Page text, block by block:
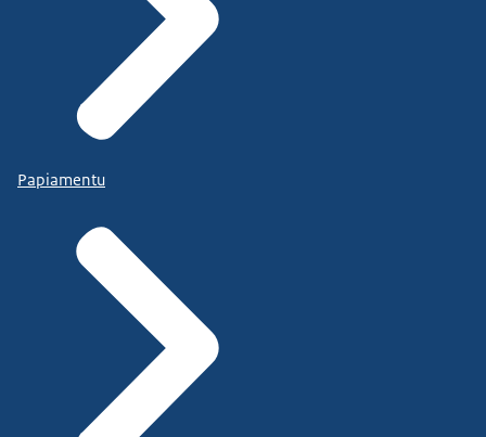
Papiamentu